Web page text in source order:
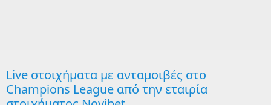
Live στοιχήματα με ανταμοιβές στο
Champions League από την εταιρία